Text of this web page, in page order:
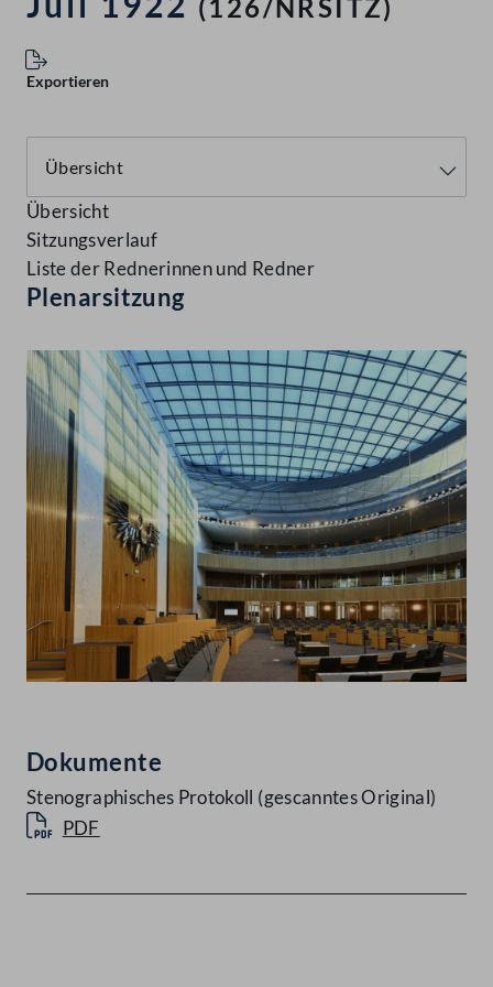
(126/NRSITZ)
Exportieren
Übersicht
Sitzungsverlauf
Liste der Rednerinnen und Redner
Plenarsitzung
Dokumente
Stenographisches Protokoll (gescanntes Original)
PDF